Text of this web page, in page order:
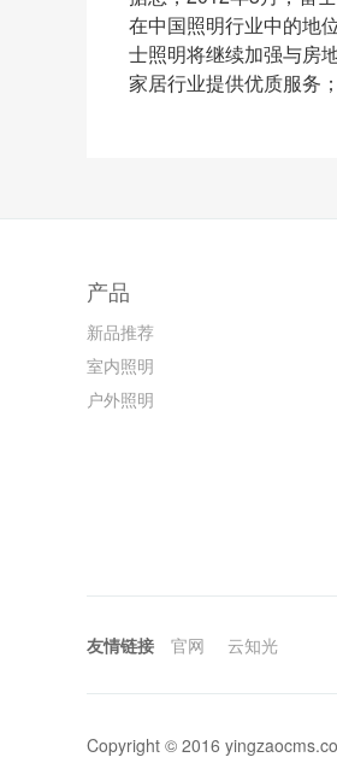
在中国照明行业中的地
士照明将继续加强与房
家居行业提供优质服务
产品
新品推荐
室内照明
户外照明
友情链接 官网 云知光
Copyright © 2016